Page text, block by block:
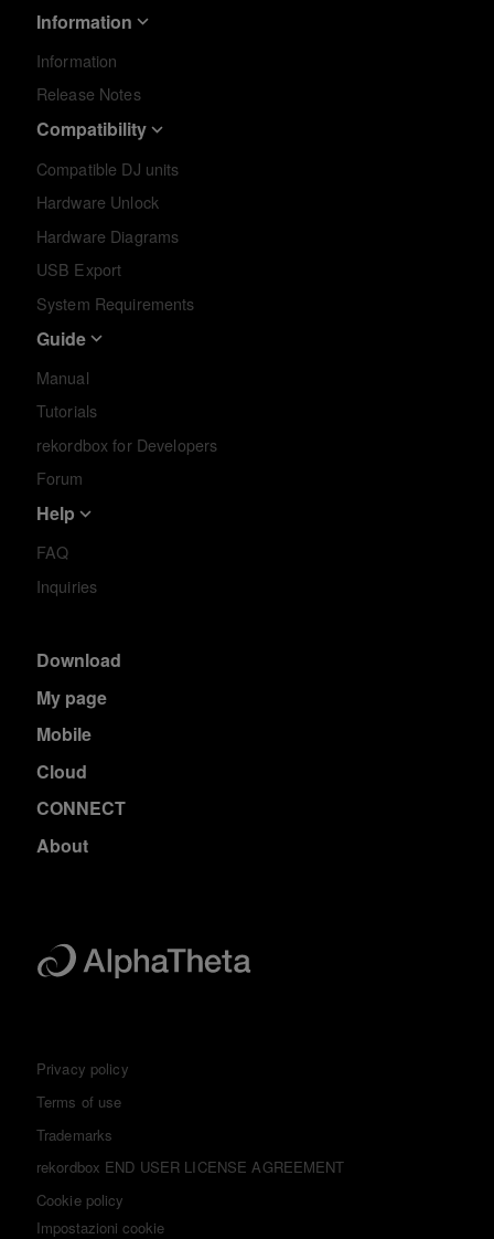
Information
Information
Release Notes
Compatibility
Compatible DJ units
Hardware Unlock
Hardware Diagrams
USB Export
System Requirements
Guide
Manual
Tutorials
rekordbox for Developers
Forum
Help
FAQ
Inquiries
Download
My page
Mobile
Cloud
CONNECT
About
Privacy policy
Terms of use
Trademarks
rekordbox END USER LICENSE AGREEMENT
Cookie policy
Impostazioni cookie